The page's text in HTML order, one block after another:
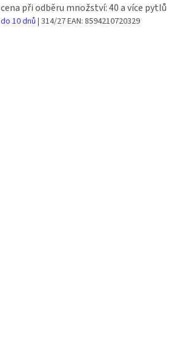
cena při odběru množství: 40 a více pytlů
do 10 dnů | 314/27EAN: 8594210720329